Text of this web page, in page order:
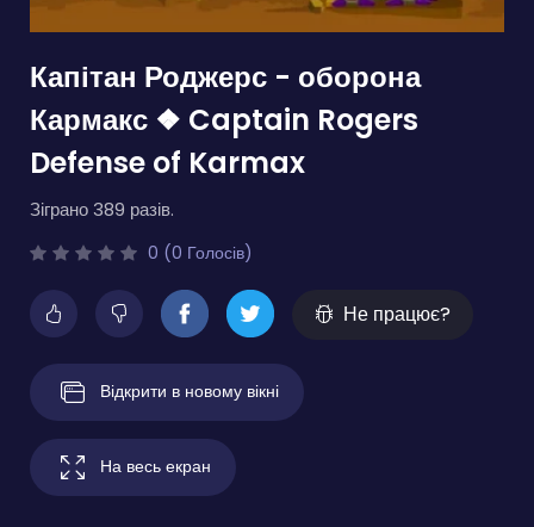
Капітан Роджерс - оборона
Кармакс ❖ Captain Rogers
Defense of Karmax
Зіграно 389 разів.
0 (0 Голосів)
Не працює?
Відкрити в новому вікні
На весь екран